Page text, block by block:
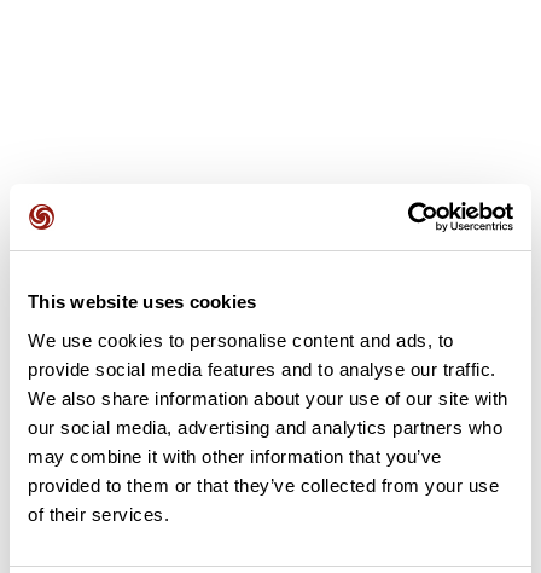
This website uses cookies
We use cookies to personalise content and ads, to
provide social media features and to analyse our traffic.
We also share information about your use of our site with
our social media, advertising and analytics partners who
may combine it with other information that you’ve
provided to them or that they’ve collected from your use
of their services.
Ajouter un avis
Découvrez ce parcours de vélo de 73,5 km à proximité de